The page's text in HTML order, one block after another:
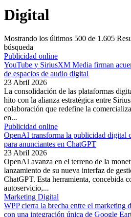
Digital
Mostrando los últimos 500 de 1.605
búsqueda
Publicidad online
YouTube y SiriusXM Media firman
de espacios de audio digital
23 Abril 2026
La consolidación de las plataformas
hito con la alianza estratégica entre
colaboración que redefine la
en...
Publicidad online
OpenAI transforma la publicidad digital
para anunciantes en ChatGPT
23 Abril 2026
OpenAI avanza en el terreno de la
lanzamiento de su nueva interfaz de
ChatGPT. Esta herramienta, concebida
autoservicio,...
Marketing Digital
WPP cierra la brecha entre el marketing
con una integración única de Google